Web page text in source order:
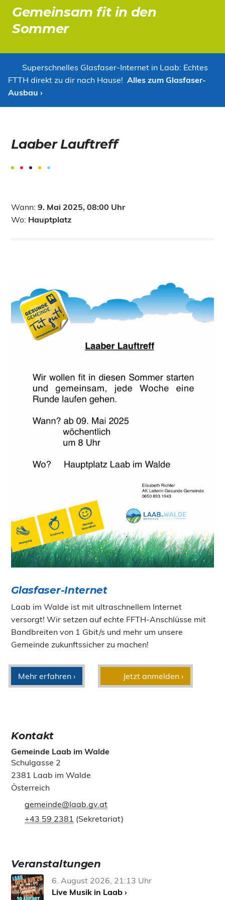
Gemeinsam fit in den
Sommer
Superschnelles Glasfaser-Internet in Laab: Echtes
FTTH direkt zu dir nach Hause! Alles zum Glasfaser-
Ausbau ›
Laaber Lauftreff
Wann:9. Mai 2025, 08:00 Uhr
Wo: Hauptplatz
Glasfaser-Internet
Laab im Walde ist mit ultraschnellem Internet
versorgt! Wir setzen auf echte FFTH-Anschlüsse mit
Bandbreiten von 1 Gbit/s und mehr um unsere
Gemeinde zukunftssicher zu machen!
Mehr erfahren › Jetzt anmelden ›
Kontakt
Gemeinde Laab im Walde
Schulgasse 2
2381 Laab im Walde
Österreich
gemeinde@laab.gv.at
+43 59 2381 (Sekretariat)
Veranstaltungen
6. August 2026, 21:13 Uhr
Live Musik in Laab ›